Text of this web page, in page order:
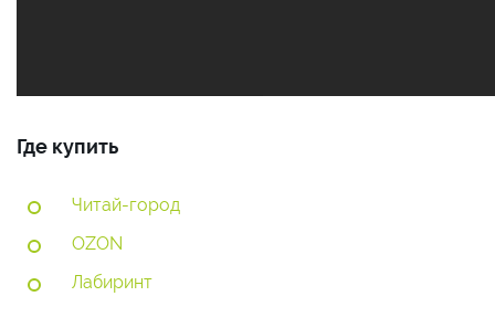
Где купить
Читай-город
OZON
Лабиринт